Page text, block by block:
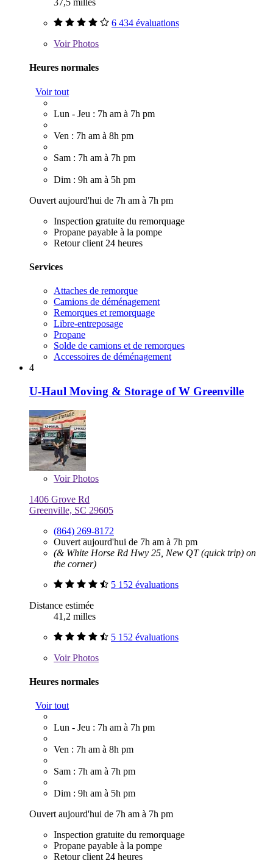
37,5 milles
6 434 évaluations
VoirPhotos
Heures normales
Voir tout
Lun - Jeu : 7h am à 7h pm
Ven : 7h am à 8h pm
Sam : 7h am à 7h pm
Dim : 9h am à 5h pm
Ouvert aujourd'hui de 7h am à 7h pm
Inspection gratuite du remorquage
Propane payable à la pompe
Retour client 24 heures
Services
Attaches de remorque
Camions de déménagement
Remorques et remorquage
Libre-entreposage
Propane
Solde de camions et de remorques
Accessoires de déménagement
4
U-Haul Moving & Storage of W Greenville
VoirPhotos
1406 Grove Rd
Greenville, SC 29605
(864) 269-8172
Ouvert aujourd'hui de 7h am à 7h pm
(& White Horse Rd Hwy 25, New QT (quick trip) on
the corner)
5 152 évaluations
Distance estimée
41,2 milles
5 152 évaluations
VoirPhotos
Heures normales
Voir tout
Lun - Jeu : 7h am à 7h pm
Ven : 7h am à 8h pm
Sam : 7h am à 7h pm
Dim : 9h am à 5h pm
Ouvert aujourd'hui de 7h am à 7h pm
Inspection gratuite du remorquage
Propane payable à la pompe
Retour client 24 heures